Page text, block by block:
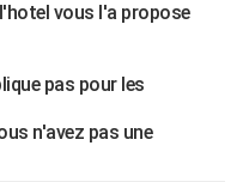
vous l'a propose
pas pour les
n'avez pas une